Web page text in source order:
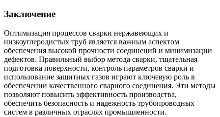
Заключение
Оптимизация процессов сварки нержавеющих и
низкоуглеродистых труб является важным аспектом
обеспечения высокой прочности соединений и минимизации
дефектов. Правильный выбор метода сварки, тщательная
подготовка поверхности, контроль параметров сварки и
использование защитных газов играют ключевую роль в
обеспечении качественного сварного соединения. Эти методы
позволяют повысить эффективность производства,
обеспечить безопасность и надежность трубопроводных
систем в различных отраслях промышленности.